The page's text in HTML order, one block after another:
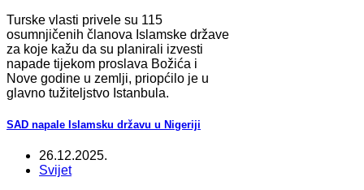
Turske vlasti privele su 115
osumnjičenih članova Islamske države
za koje kažu da su planirali izvesti
napade tijekom proslava Božića i
Nove godine u zemlji, priopćilo je u
glavno tužiteljstvo Istanbula.
SAD napale Islamsku državu u Nigeriji
26.12.2025.
Svijet